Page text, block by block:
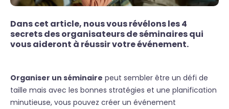
Dans cet article, nous vous révélons les 4
secrets des organisateurs de séminaires qui
vous aideront à réussir votre événement.
Organiser un séminaire peut sembler être un défi de
taille mais avec les bonnes stratégies et une planification
minutieuse, vous pouvez créer un événement